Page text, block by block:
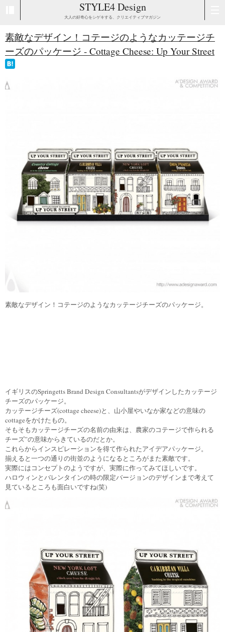
STYLE4 Design
大人の好奇心をシゲキする、クリエイティブマガジン
素敵なデザイン！コテージのようなカッテージチ
ーズのパッケージ - Cottage Cheese: Up Your Street
素敵なデザイン！コテージのようなカッテージチーズのパッケージ。
イギリスのSpringetts Brand Design Consultantsがデザインしたカッテージ
チーズのパッケージ。
カッテージチーズ(cottage cheese)と、山小屋やいなか家などの意味の
cottageをかけたもの。
そもそもカッテージチーズの名前の由来は、農家のコテージで作られる
チーズ”の意味からきているのだとか。
これらからインスピレーションを得て作られたアイデアパッケージ。
揃えると一つの通りの街並のようになるところがまた素敵です。
実際にはコンセプトのようですが、実際に作ってみてほしいです。
ハロウィンとバレンタインの時の限定バージョンのデザインまで考えて
見ているところも面白いですね(笑)